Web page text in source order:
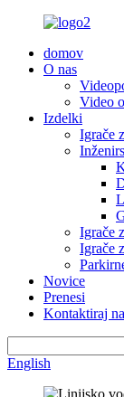
domov
O nas
Video
Izdelki
Igrače
Igrače
Igrače
Novice
Prenesi
Kontaktiraj
English